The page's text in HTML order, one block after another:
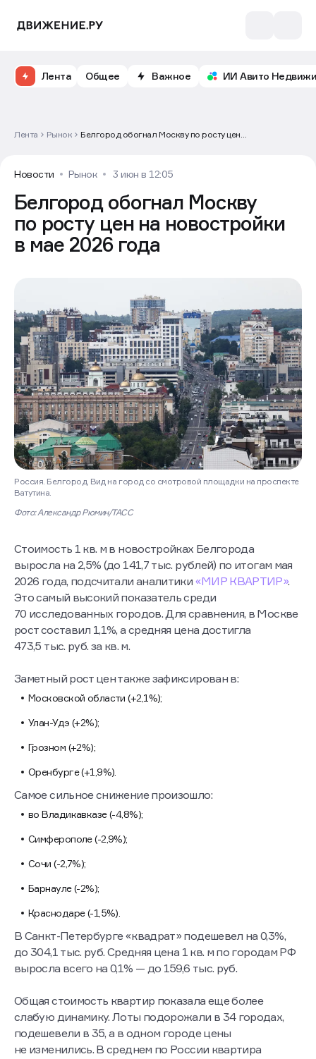
Лента Общее Важное ИИ Авито
Лента Рынок
Белгород обогнал Москву по росту цен
Новости Рынок 3 июн в 12:05
Белгород обогнал Москву
по росту цен на новостройки
в мае 2026 года
Россия. Белгород. Вид на город со смотровой площадки на проспекте
Ватутина.
Фото: Александр Рюмин/ТАСС
Стоимость 1 кв. м в новостройках Белгорода
выросла на 2,5% (до 141,7 тыс. рублей) по итогам мая
2026 года, подсчитали аналитики «МИР КВАРТИР».
Это самый высокий показатель среди
70 исследованных городов. Для сравнения, в Москве
рост составил 1,1%, а средняя цена достигла
473,5 тыс. руб. за кв. м.
Заметный рост цен также зафиксирован в:
Московской области (+2,1%);
Улан-Удэ (+2%);
Грозном (+2%);
Оренбурге (+1,9%).
Самое сильное снижение произошло:
во Владикавказе (-4,8%);
Симферополе (-2,9%);
Сочи (-2,7%);
Барнауле (-2%);
Краснодаре (-1,5%).
В Санкт-Петербурге «квадрат» подешевел на 0,3%,
до 304,1 тыс. руб. Средняя цена 1 кв. м по городам РФ
выросла всего на 0,1% — до 159,6 тыс. руб.
Общая стоимость квартир показала еще более
слабую динамику. Лоты подорожали в 34 городах,
подешевели в 35, а в одном городе цены
не изменились. В среднем по России квартира